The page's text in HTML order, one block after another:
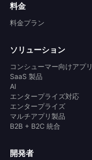
料金
料金プラン
ソリューション
コンシューマー向けアプリ
SaaS 製品
AI
エンタープライズ対応
エンタープライズ
マルチアプリ製品
B2B + B2C 統合
開発者